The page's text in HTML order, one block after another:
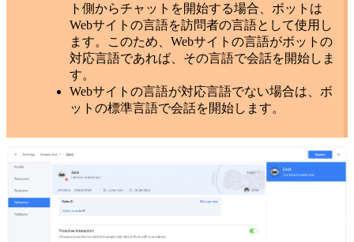
ト側からチャットを開始する場合、ボットは
Webサイトの言語を訪問者の言語として使用し
ます。このため、Webサイトの言語がボットの
対応言語であれば、その言語で会話を開始しま
す。
Webサイトの言語が対応言語でない場合は、ボ
ットの標準言語で会話を開始します。